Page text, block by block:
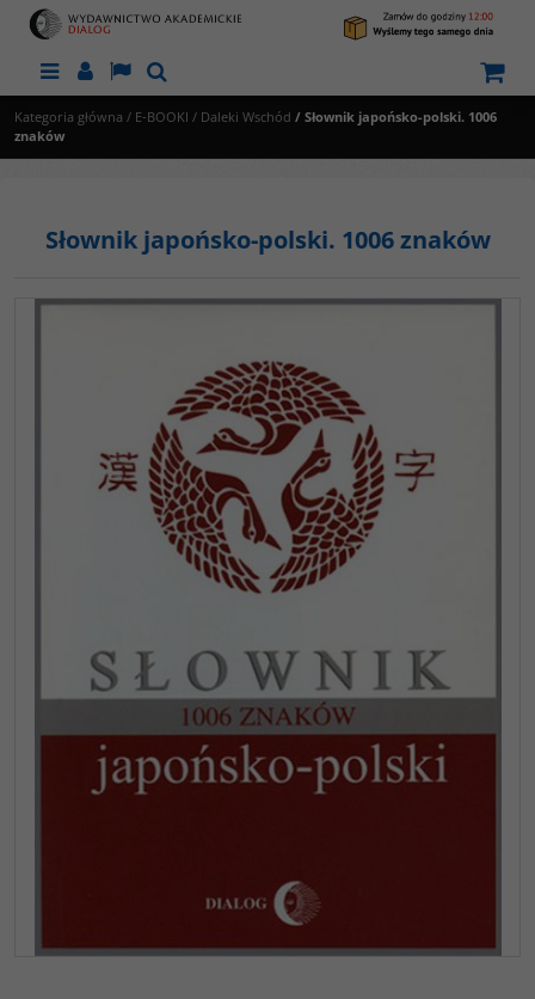
MenuPanelLangSzukaj
Kategoria główna / E-BOOKI / Daleki Wschód / Słownik japońsko-polski. 1006
znaków
Słownik japońsko-polski. 1006 znaków